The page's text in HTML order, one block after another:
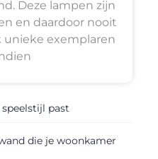
past
die je woonkamer
Deze lampen zijn
en daardoor nooit
unieke exemplaren